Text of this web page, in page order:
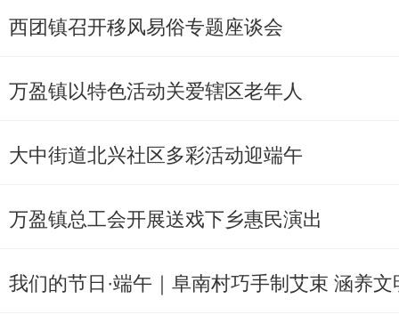
西团镇召开移风易俗专题座谈会
万盈镇以特色活动关爱辖区老年人
大中街道北兴社区多彩活动迎端午
万盈镇总工会开展送戏下乡惠民演出
我们的节日·端午｜阜南村巧手制艾束 涵养